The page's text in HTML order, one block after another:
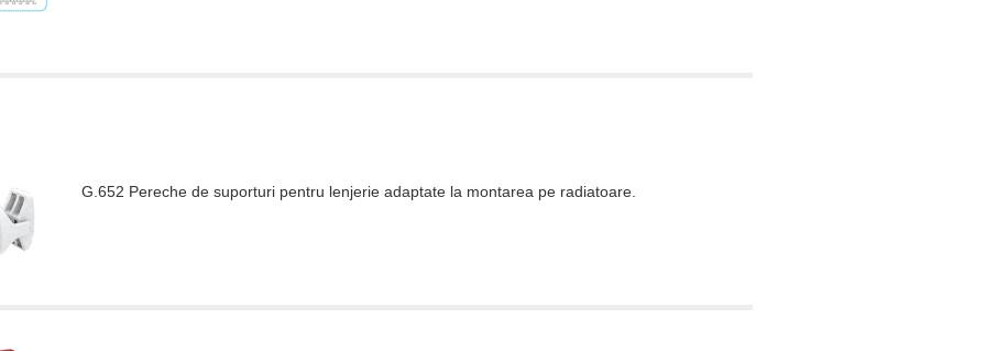
G.652 Pereche de suporturi pentru lenjerie adaptate la montarea pe radiatoare.